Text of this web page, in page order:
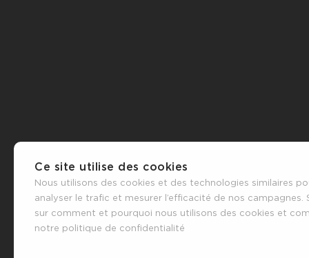
Ce site utilise des cookies
Nous utilisons des cookies et des technologies similaires
analyser le trafic et mesurer l’efficacité de nos campagnes.
sur comment et pourquoi nous utilisons des cookies et
notre politique de confidentialité